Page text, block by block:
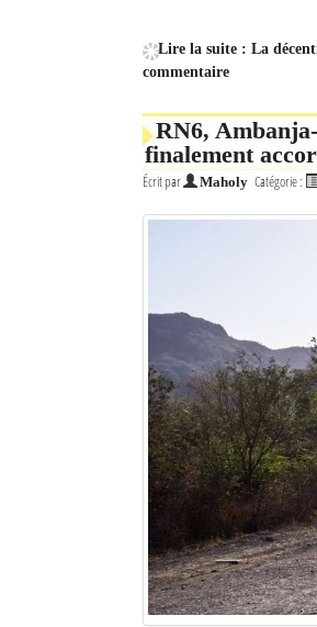
Lire la suite : La
commentaire
RN6,
finalement
Écrit par Maholy Catégorie :